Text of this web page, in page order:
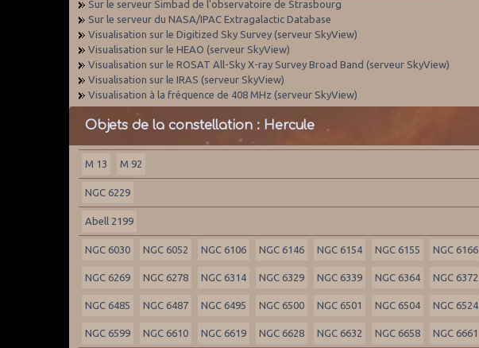
Sur le serveur Simbad de l'observatoire de Strasbourg
Sur le serveur du NASA/IPAC Extragalactic Database
Visualisation sur le Digitized Sky Survey (serveur SkyView)
Visualisation sur le HEAO (serveur SkyView)
Visualisation sur le ROSAT All-Sky X-ray Survey Broad Band (serveur SkyView)
Visualisation sur le IRAS (serveur SkyView)
Visualisation à la fréquence de 408 MHz (serveur SkyView)
Objets de la constellation : Hercule
M 13 M 92
NGC 6229
Abell 2199
NGC 6030 NGC 6052 NGC 6106 NGC 6146 NGC 6154 NGC 6155 NGC 6166
NGC 6269 NGC 6278 NGC 6314 NGC 6329 NGC 6339 NGC 6364 NGC 6372
NGC 6485 NGC 6487 NGC 6495 NGC 6500 NGC 6501 NGC 6504 NGC 6524
NGC 6599 NGC 6610 NGC 6619 NGC 6628 NGC 6632 NGC 6658 NGC 6661